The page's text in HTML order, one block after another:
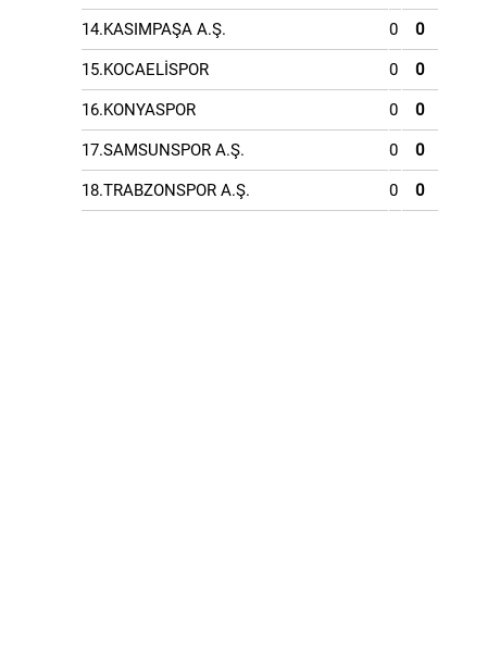
14.KASIMPAŞA A.Ş. 0 0
15.KOCAELİSPOR 0 0
16.KONYASPOR 0 0
17.SAMSUNSPOR A.Ş. 0 0
18.TRABZONSPOR A.Ş. 0 0